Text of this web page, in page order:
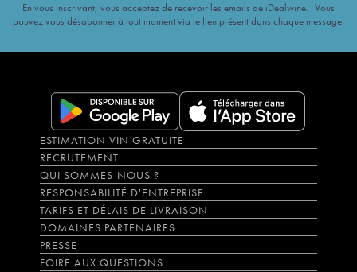
En vous inscrivant, vous acceptez de recevoir les emails de iDealwine. Vous
pouvez vous désabonner à tout moment via le lien présent dans chaque message.
ESTIMATION VIN GRATUITE
RECRUTEMENT
QUI SOMMES-NOUS ?
RESPONSABILITÉ D'ENTREPRISE
TARIFS ET DÉLAIS DE LIVRAISON
DOMAINES PARTENAIRES
PRESSE
FOIRE AUX QUESTIONS